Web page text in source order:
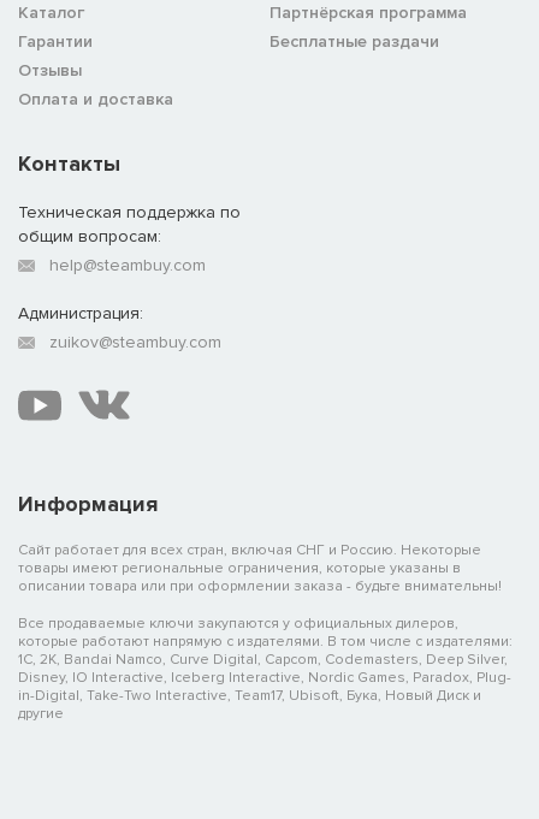
Каталог
Гарантии
Отзывы
Оплата и доставка
Партнёрская программа
Бесплатные раздачи
Информация
Сайт работает для всех стран, включая СНГ и Россию. Некоторые
товары имеют региональные ограничения, которые указаны в
описании товара или при оформлении заказа - будьте внимательны!
Все продаваемые ключи закупаются у официальных дилеров,
которые работают напрямую с издателями. В том числе с издателями:
1C, 2K, Bandai Namco, Curve Digital, Capcom, Codemasters, Deep Silver,
Disney, IO Interactive, Iceberg Interactive, Nordic Games, Paradox, Plug-
in-Digital, Take-Two Interactive, Team17, Ubisoft, Бука, Новый Диск и
другие
Контакты
Техническая поддержка по
общим вопросам:
help@steambuy.com
Администрация:
zuikov@steambuy.com